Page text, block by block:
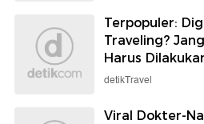
Terpopuler:
Traveling?
Harus
detikTravel
Viral Dokter-